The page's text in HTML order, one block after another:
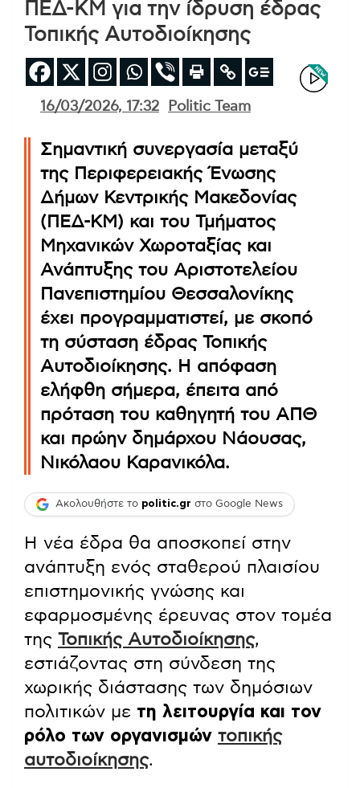
ΠΕΔ-ΚΜ για την ίδρυση έδρας
Τοπικής Αυτοδιοίκησης
16/03/2026, 17:32 Politic Team
Σημαντική συνεργασία μεταξύ
της Περιφερειακής Ένωσης
Δήμων Κεντρικής Μακεδονίας
(ΠΕΔ-ΚΜ) και του Τμήματος
Μηχανικών Χωροταξίας και
Ανάπτυξης του Αριστοτελείου
Πανεπιστημίου Θεσσαλονίκης
έχει προγραμματιστεί, με σκοπό
τη σύσταση έδρας Τοπικής
Αυτοδιοίκησης. Η απόφαση
ελήφθη σήμερα, έπειτα από
πρόταση του καθηγητή του ΑΠΘ
και πρώην δημάρχου Νάουσας,
Νικόλαου Καρανικόλα.
Ακολουθήστε το politic.gr στο Google News
Η νέα έδρα θα αποσκοπεί στην
ανάπτυξη ενός σταθερού πλαισίου
επιστημονικής γνώσης και
εφαρμοσμένης έρευνας στον τομέα
της Τοπικής Αυτοδιοίκησης,
εστιάζοντας στη σύνδεση της
χωρικής διάστασης των δημόσιων
πολιτικών με τη λειτουργία και τον
ρόλο των οργανισμών τοπικής
αυτοδιοίκησης.